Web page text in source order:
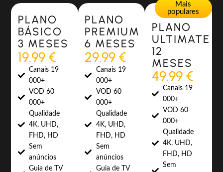
Most Popular
PLANO
BÁSICO
3 MESES
19.99 €
Canais 19
000+
VOD 60
000+
Qualidade
4K, UHD,
FHD, HD
Sem
anúncios
Guia de TV
Most Popular
PLANO
PREMIUM
6 MESES
29.99 €
Canais 19
000+
VOD 60
000+
Qualidade
4K, UHD,
FHD, HD
Sem
anúncios
Guia de TV
Mais
populares
PLANO
ULTIMATE
12
MESES
49.99 €
Canais 19
000+
VOD 60
000+
Qualidade
4K, UHD,
FHD, HD
Sem